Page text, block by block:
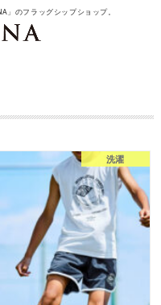
」のフラッグシップショップ。
洗濯